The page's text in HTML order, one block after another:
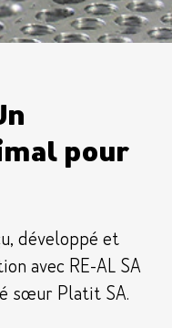
pour
développé et
avec RE-AL SA
sœur Platit SA.